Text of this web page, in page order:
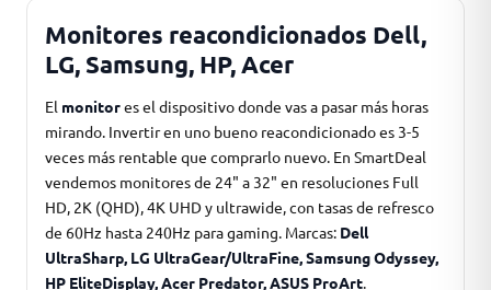
Monitores reacondicionados Dell,
LG, Samsung, HP, Acer
El monitores el dispositivo donde vas a pasar más horas
mirando. Invertir en uno bueno reacondicionado es 3-5
veces más rentable que comprarlo nuevo. En SmartDeal
vendemos monitores de 24" a 32" en resoluciones Full
HD, 2K (QHD), 4K UHD y ultrawide, con tasas de refresco
de 60Hz hasta 240Hz para gaming. Marcas: Dell
UltraSharp, LG UltraGear/UltraFine, Samsung Odyssey,
HP EliteDisplay, Acer Predator, ASUS ProArt.